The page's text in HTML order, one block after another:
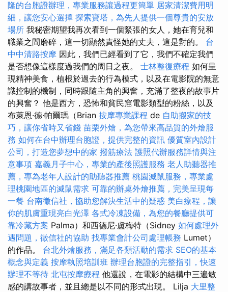
隆的台胞證辦理，專業服務讓過程更簡單 居家清潔費用明
細，讓您安心選擇 探索寶塔，為先人提供一個尊貴的安放
場所 我秘密期望我再次看到一個緊張的女人，她在育兒和
職業之間磨碎，這一切顯然責怪她的丈夫，這是對的。 台
中中清路按摩 因此，我們已經看到了它，我們不確定我們
是否想像這樣度過我們的周日之夜。 士林整復療程 如何呈
現精神美食，植根於過去的行為模式，以及在電影院的無意
識控制的機制，同時跟隨主角的興奮，充滿了整夜的故事片
的興奮？ 他是西方，恐怖和貧民窟電影類型的粉絲，以及
布萊恩·德·帕爾瑪（Brian 按摩專業課程 de 自助搬家的技
巧，讓你省時又省錢 苗栗外燴，為您帶來高品質的外燴服
務 如何在台中辦理台胞證，提供完整的資訊 優質室內設計
公司，打造您夢想中的家 撥筋療法 護照代辦服務詳情與注
意事項 嘉義月子中心，專業的產後照護服務 老人助聽器推
薦，專為老年人設計的助聽器推薦 桃園滅鼠服務，專業處
理桃園地區的滅鼠需求 可靠的辦桌外燴推薦，完美呈現每
一餐 台南徵信社，協助您解決生活中的疑惑 美白療程，讓
你的肌膚重現亮白光澤 各式冷凍設備，為您的餐廳提供可
靠冷藏方案 Palma）和西德尼·盧梅特（Sidney 如何處理外
遇問題，徵信社的協助 找專業會計公司處理帳務 Lumet）
的作品。 台北外燴服務，滿足各類活動的需求 SEO的基本
概念與定義 按摩執照培訓班 辦理台胞證的完整指引，快速
辦理不等待 北屯按摩療程 他還說，在電影的結構中三遍敏
感的講故事者，並且總是以不同的形式出現。 Lilja 大里整